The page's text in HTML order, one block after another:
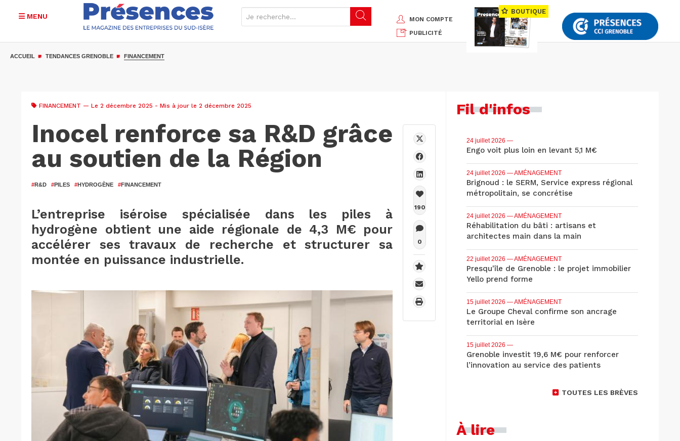
MENU
MON COMPTE
PUBLICITÉ
BOUTIQUE
ACCUEIL TENDANCES GRENOBLE FINANCEMENT
FINANCEMENT — Le 2 décembre 2025 - Mis à jour le 2 décembre 2025
Inocel renforce sa R&D grâce
au soutien de la Région
#R&D #PILES #HYDROGÈNE #FINANCEMENT
L’entreprise iséroise spécialisée dans les piles à
hydrogène obtient une aide régionale de 4,3 M€ pour
accélérer ses travaux de recherche et structurer sa
montée en puissance industrielle.
190
0
Fil d'infos
24 juillet 2026 —
Engo voit plus loin en levant 5,1 M€
24 juillet 2026 — AMÉNAGEMENT
Brignoud : le SERM, Service express régional
métropolitain, se concrétise
24 juillet 2026 — AMÉNAGEMENT
Réhabilitation du bâti : artisans et
architectes main dans la main
22 juillet 2026 — AMÉNAGEMENT
Presqu'île de Grenoble : le projet immobilier
Yello prend forme
15 juillet 2026 — AMÉNAGEMENT
Le Groupe Cheval confirme son ancrage
territorial en Isère
15 juillet 2026 —
Grenoble investit 19,6 M€ pour renforcer
l’innovation au service des patients
TOUTES LES BRÈVES
À lire